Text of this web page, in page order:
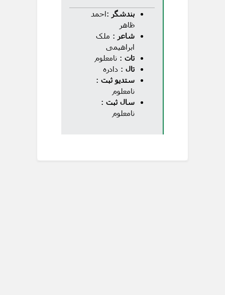
بندشگر :احمد
ظاهر
شاعر : ملک
ابراهیمی
تات : نامعلوم
تال : دادره
ستدیو ثبت :
نامعلوم
سال ثبت :
نامعلوم